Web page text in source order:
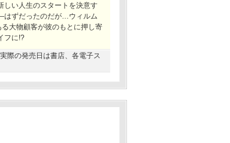
しい人生のスタートを決意す
はずだったのだが…ウィルム
大物顧客が彼のもとに押し寄
フに!?
際の発売日は書店、各電子ス